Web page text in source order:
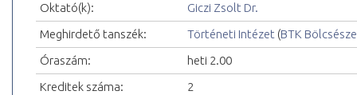
Oktató(k):
Giczi Zsolt Dr.
Meghirdető tanszék:
Történeti Intézet (BTK
Óraszám:
heti 2.00
Kreditek száma:
2